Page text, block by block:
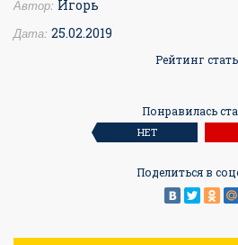
Автор: Игорь
Дата: 25.02.2019
Рейтинг
Понравилась
НЕТ
Поделиться в